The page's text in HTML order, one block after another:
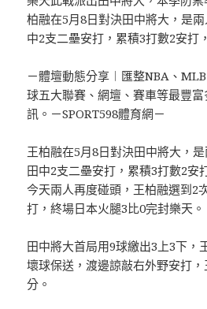
柏融在5月8日對決田中將大，是
中2支二壘安打，累積3打數2安打
－體壇動態分享︱匯整NBA、
球五大聯賽、網壇、賽車等最豐
訊。－SPORT598體育網－
王柏融在5月8日對決田中將大，
田中2支二壘安打，累積3打數2安
今天兩人再度碰頭，王柏融選到2
打，終場日本火腿3比0完封樂天。
田中將大首局用9球繳出3上3下，
壞球保送，渡邊諒敲右外野安打
分。